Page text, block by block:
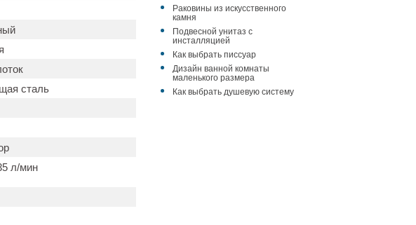
сталь
л/мин
Раковины из искусственного
камня
Подвесной унитаз с
инсталляцией
Как выбрать писсуар
Дизайн ванной комнаты
маленького размера
Как выбрать душевую систему